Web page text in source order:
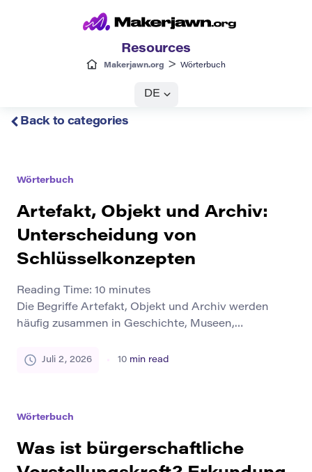
Resources
Makerjawn.org > Wörterbuch
DE
Back to categories
Wörterbuch
Artefakt, Objekt und Archiv:
Unterscheidung von
Schlüsselkonzepten
Reading Time: 10 minutes
Die Begriffe Artefakt, Objekt und Archiv werden
häufig zusammen in Geschichte, Museen,
Geisteswissenschaften verwendet. Sie sind
hängt von Bedeutung, […]
Juli 2, 2026 10 min read
Wörterbuch
Was ist bürgerschaftliche